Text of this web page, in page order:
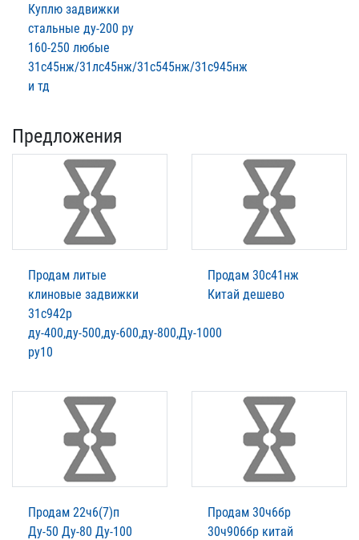
Куплю задвижки
стальные ду-200 ру
160-250 любые
31с45нж/31лс45нж/31с545нж/31с945нж
и тд
Предложения
Продам литые
клиновые задвижки
31с942р
ду-400,ду-500,ду-600,ду-800,Ду-1000
ру10
Продам 30с41нж
Китай дешево
Продам 22ч6(7)п
Ду-50 Ду-80 Ду-100
Продам 30ч6бр
30ч906бр китай